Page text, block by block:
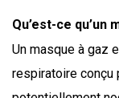
Qu’est-ce qu’un
Un masque à gaz
respiratoire conçu